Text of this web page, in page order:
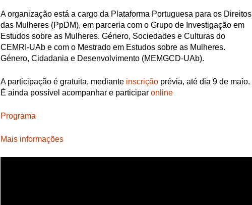
A organização está a cargo da Plataforma Portuguesa para os Direitos
das Mulheres (PpDM), em parceria com o Grupo de Investigação em
Estudos sobre as Mulheres. Género, Sociedades e Culturas do
CEMRI-UAb e com o Mestrado em Estudos sobre as Mulheres.
Género, Cidadania e Desenvolvimento (MEMGCD-UAb).
A participação é gratuita, mediante inscriçãoprévia, até dia 9 de maio.
É ainda possível acompanhar e participar online
Programa
Mais informações